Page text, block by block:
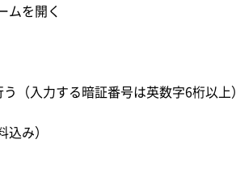
ムを開く
（入力する暗証番号は英数字6桁以上）
み）